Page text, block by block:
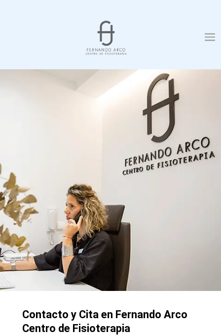
Contacto y Cita en Fernando Arco
Centro de Fisioterapia